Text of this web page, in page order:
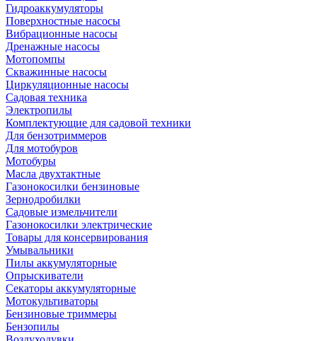
Гидроаккумуляторы
Поверхностные насосы
Вибрационные насосы
Дренажные насосы
Мотопомпы
Скважинные насосы
Циркуляционные насосы
Садовая техника
Электропилы
Комплектующие для садовой техники
Для бензотриммеров
Для мотобуров
Мотобуры
Масла двухтактные
Газонокосилки бензиновые
Зернодробилки
Садовые измельчители
Газонокосилки электрические
Товары для консервирования
Умывальники
Пилы аккумуляторные
Опрыскиватели
Секаторы аккумуляторные
Мотокультиваторы
Бензиновые триммеры
Бензопилы